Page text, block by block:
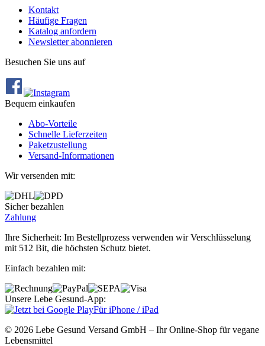
Kontakt
Häufige Fragen
Katalog anfordern
Newsletter abonnieren
Besuchen Sie uns auf
Bequem einkaufen
Abo‐Vorteile
Schnelle Lieferzeiten
Paketzustellung
Versand‐Informationen
Wir versenden mit:
Sicher bezahlen
Zahlung
Ihre Sicherheit: Im Bestellprozess verwenden wir Verschlüsselung
mit 512 Bit, die höchsten Schutz bietet.
Einfach bezahlen mit:
Unsere Lebe Gesund-App:
Für iPhone / iPad
© 2026 Lebe Gesund Versand GmbH – Ihr Online‐Shop für vegane
Lebensmittel